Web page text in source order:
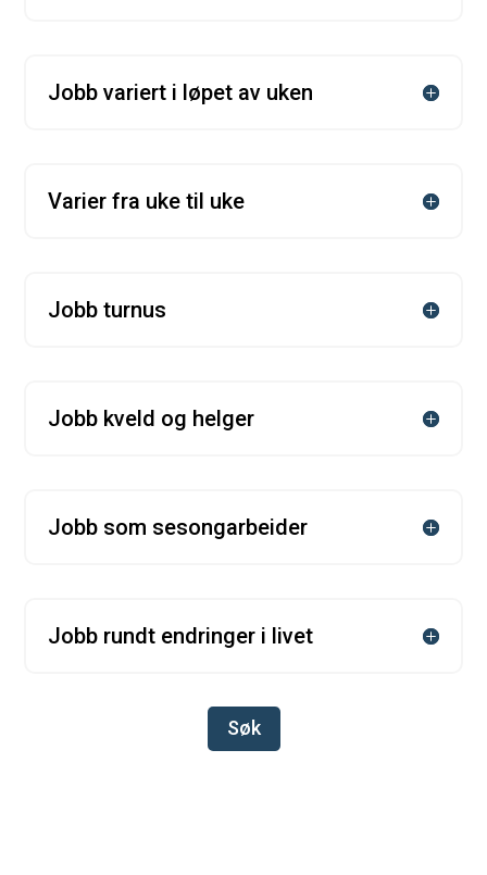
Jobb variert i løpet av uken
Varier fra uke til uke
Jobb turnus
Jobb kveld og helger
Jobb som sesongarbeider
Jobb rundt endringer i livet
Søk